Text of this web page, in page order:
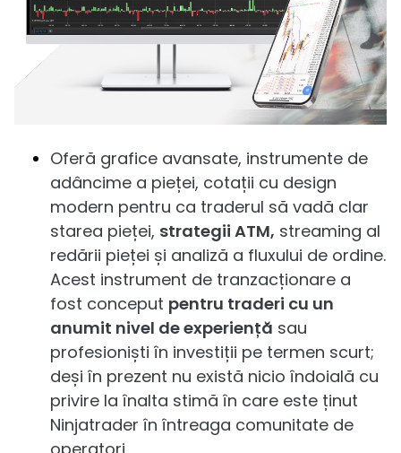
Oferă grafice avansate, instrumente de
adâncime a pieței, cotații cu design
modern pentru ca traderul să vadă clar
starea pieței, strategii ATM, streaming al
redării pieței și analiză a fluxului de ordine.
Acest instrument de tranzacționare a
fost conceput pentru traderi cu un
anumit nivel de experiență sau
profesioniști în investiții pe termen scurt;
deși în prezent nu există nicio îndoială cu
privire la înalta stimă în care este ținut
Ninjatrader în întreaga comunitate de